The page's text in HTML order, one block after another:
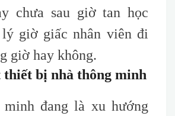
chưa sau giờ tan học
lý giờ giấc nhân viên đi
giờ hay không.
thiết bị nhà thông minh
minh đang là xu hướng